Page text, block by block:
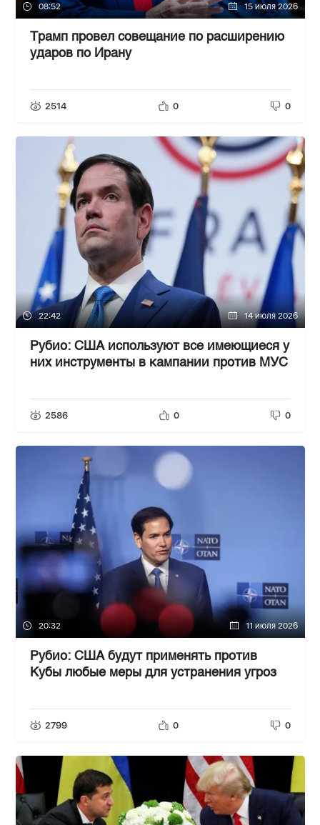
08:52 15 июля 2026
Трамп провел совещание по расширению
ударов по Ирану
2514 0 0
22:42 14 июля 2026
Рубио: США используют все имеющиеся у
них инструменты в кампании против МУС
2586 0 0
20:32 11 июля 2026
Рубио: США будут применять против
Кубы любые меры для устранения угроз
2799 0 0